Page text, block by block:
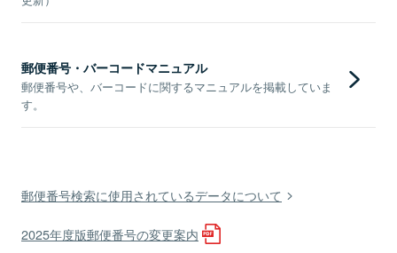
郵便番号・バーコードマニュアル
郵便番号や、バーコードに関するマニュアルを掲載していま
す。
郵便番号検索に使用されているデータについて
2025年度版郵便番号の変更案内